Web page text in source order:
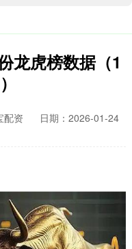
龙虎榜数据（1
配资
日期：2026-01-24